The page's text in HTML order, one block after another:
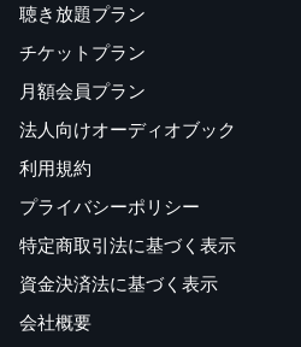
聴き放題プラン
チケットプラン
月額会員プラン
法人向けオーディオブック
利用規約
プライバシーポリシー
特定商取引法に基づく表示
資金決済法に基づく表示
会社概要